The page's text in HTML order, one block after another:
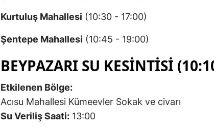
Kurtuluş Mahallesi (10:30 - 17:00)
Şentepe Mahallesi (10:45 - 19:00)
BEYPAZARI SU KESINTISI
Etkilenen Bölge:
Acısu Mahallesi Kümeevler Sokak ve civarı
Su Veriliş Saati: 13:00